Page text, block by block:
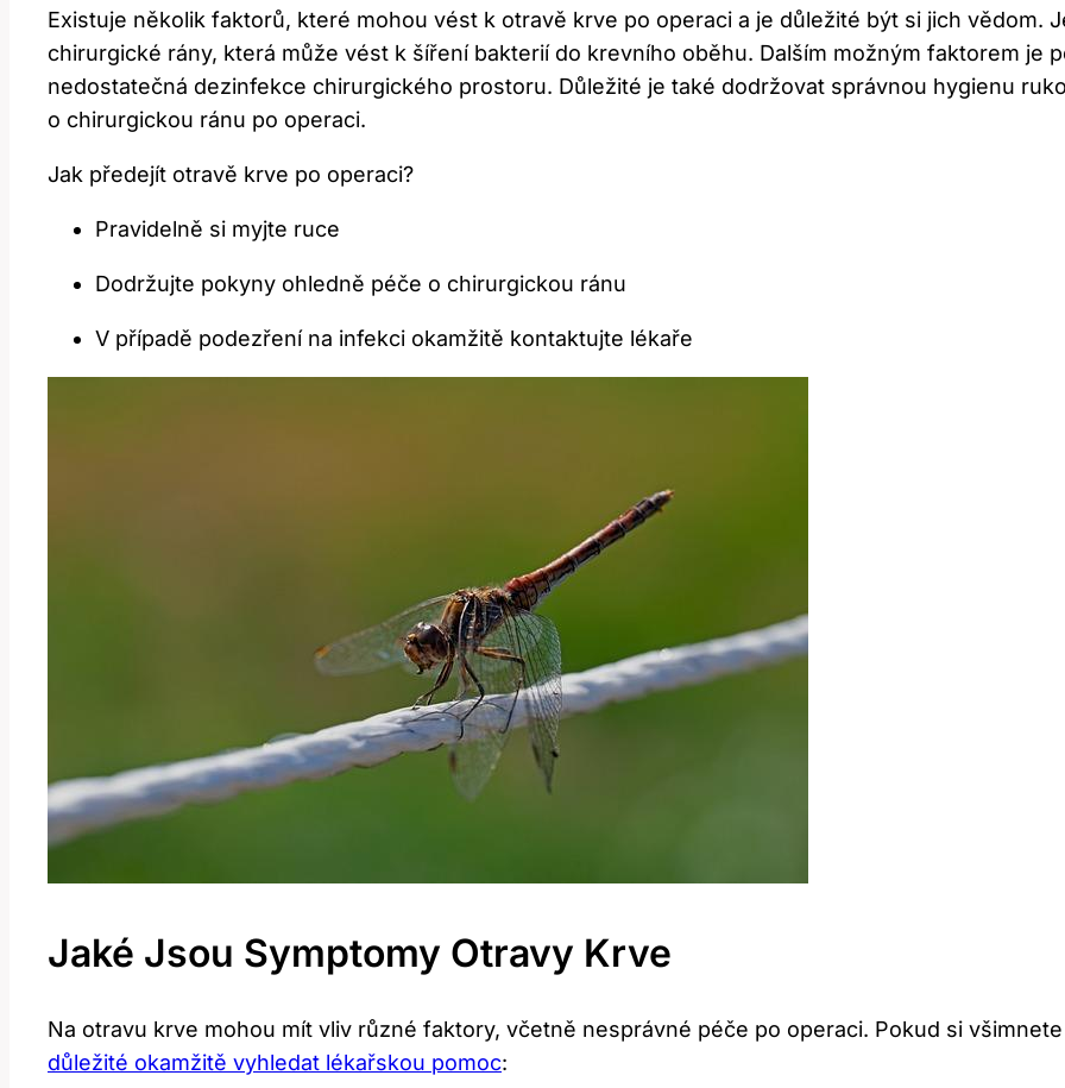
Existuje několik ‌faktorů, které‌ mohou vést k otravě ‌krve po operaci a je ​důležité být si jich vědom.
chirurgické rány, která může ⁢vést⁢ k‌ šíření bakterií do⁣ krevního oběhu. Dalším možným faktorem ‌je
nedostatečná dezinfekce chirurgického ‌prostoru. Důležité je⁤ také dodržovat správnou hygienu
o chirurgickou ránu po operaci.
Jak předejít otravě krve po operaci?
Pravidelně‌ si myjte ruce
Dodržujte pokyny ohledně péče o chirurgickou ⁤ránu
V případě podezření ​na infekci okamžitě kontaktujte lékaře
Jaké Jsou Symptomy Otravy Krve
Na‍ otravu krve mohou mít vliv různé faktory,‍ včetně nesprávné péče po operaci. Pokud si
důležité okamžitě vyhledat lékařskou pomoc: